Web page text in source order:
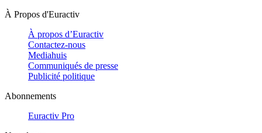
À Propos d'Euractiv
À propos d’Euractiv
Contactez-nous
Mediahuis
Communiqués de presse
Publicité politique
Abonnements
Euractiv Pro